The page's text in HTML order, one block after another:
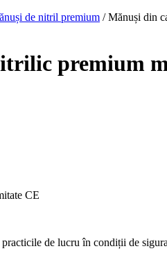
de nitril premium / Mănuși din
premium
CE
de lucru în condiții de